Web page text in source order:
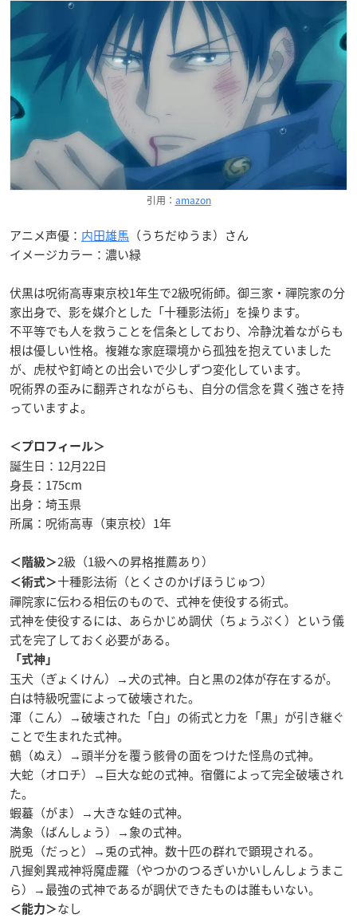
引用： amazon
アニメ声優： 内田雄馬 （うちだゆうま）さん
イメージカラー：濃い緑
伏黒は呪術高専東京校1年生で2級呪術師。御三家・禪院家の分
家出身で、影を媒介とした「十種影法術」を操ります。
不平等でも人を救うことを信条としており、冷静沈着ながらも
根は優しい性格。複雑な家庭環境から孤独を抱えていました
が、虎杖や釘崎との出会いで少しずつ変化しています。
呪術界の歪みに翻弄されながらも、自分の信念を貫く強さを持
っていますよ。
＜プロフィール＞
誕生日：12月22日
身長：175cm
出身：埼玉県
所属：呪術高専（東京校）1年
＜階級＞2級（1級への昇格推薦あり）
＜術式＞十種影法術（とくさのかげほうじゅつ）
禪院家に伝わる相伝のもので、式神を使役する術式。
式神を使役するには、あらかじめ調伏（ちょうぷく）という儀
式を完了しておく必要がある。
「式神」
玉犬（ぎょくけん）→犬の式神。白と黒の2体が存在するが。
白は特級呪霊によって破壊された。
渾（こん）→破壊された「白」の術式と力を「黒」が引き継ぐ
ことで生まれた式神。
鵺（ぬえ）→頭半分を覆う骸骨の面をつけた怪鳥の式神。
大蛇（オロチ）→巨大な蛇の式神。宿儺によって完全破壊され
た。
蝦蟇（がま）→大きな蛙の式神。
満象（ばんしょう）→象の式神。
脱兎（だっと）→兎の式神。数十匹の群れで顕現される。
八握剣異戒神将魔虚羅（やつかのつるぎいかいしんしょうまこ
ら）→最強の式神であるが調伏できたものは誰もいない。
＜能力＞なし